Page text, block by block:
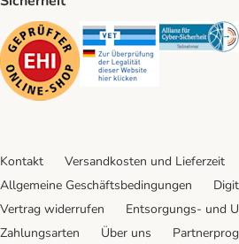
Security Security
Kontakt Versandkosten und Lieferzeit
Allgemeine Geschäftsbedingungen
Vertrag widerrufen
Entsorgungs- und
Zahlungsarten
Über uns